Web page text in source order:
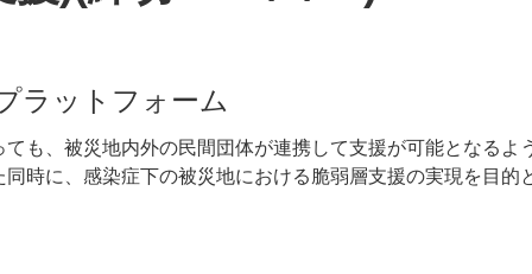
ラットフォーム
も、被災地内外の民間団体が連携して支援が可能となるよ
時に、感染症下の被災地における脆弱層支援の実現を目的